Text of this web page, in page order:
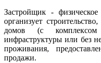
Застройщик -
организует
домов (с
инфраструктуры или без
проживания,
продажи.